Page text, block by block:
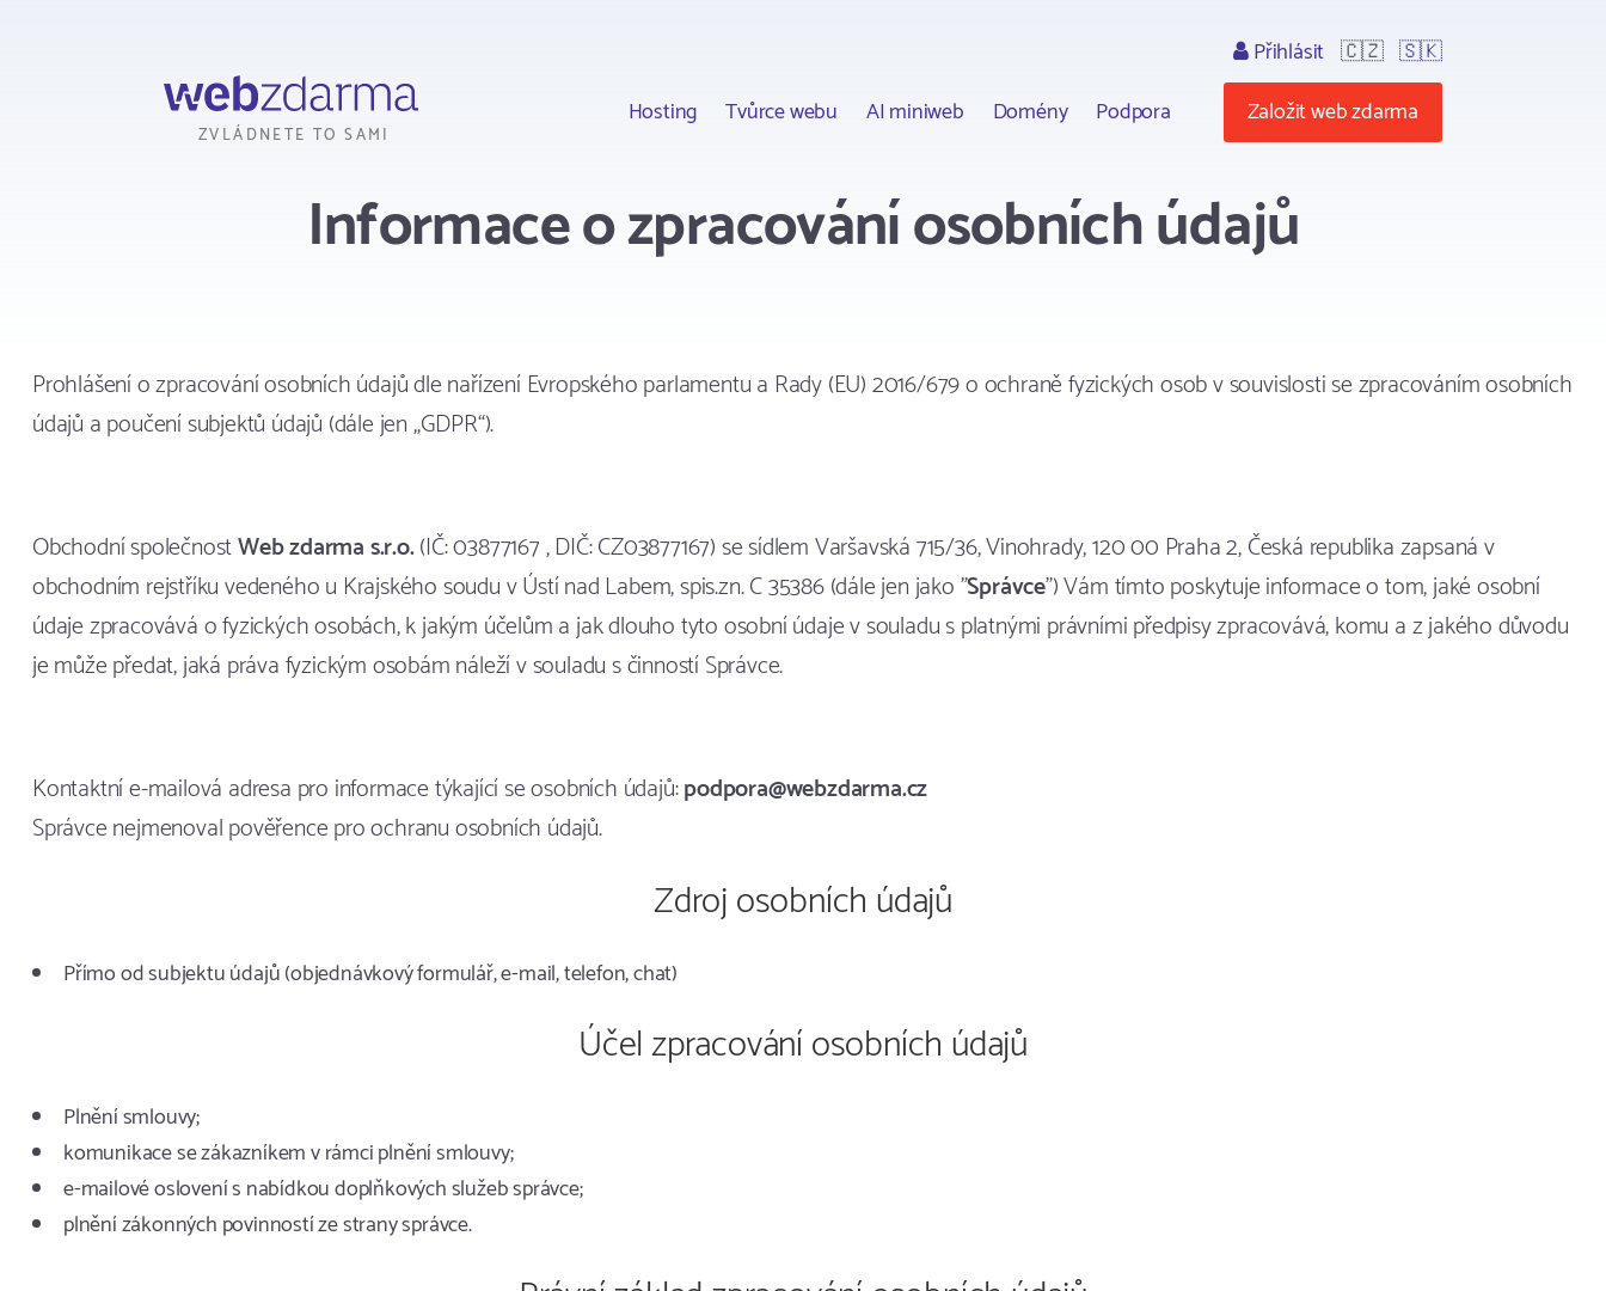
ZVLÁDNETE TO SAMI
Hosting Tvůrce webu AI miniweb Domény Podpora
Přihlásit 🇨🇿 🇸🇰
Založit web zdarma
Informace o zpracování osobních údajů
Prohlášení o zpracování osobních údajů dle nařízení Evropského parlamentu a Rady (EU) 2016/679 o ochraně fyzických osob v souvislosti se zpracováním osobních
údajů a poučení subjektů údajů (dále jen „GDPR“).
Obchodní společnostWeb zdarma s.r.o.(IČ: 03877167 , DIČ: CZ03877167) se sídlem Varšavská 715/36, Vinohrady, 120 00 Praha 2, Česká republika zapsaná v
obchodním rejstříku vedeného u Krajského soudu v Ústí nad Labem, spis.zn. C 35386 (dále jen jako "Správce") Vám tímto poskytuje informace o tom, jaké osobní
údaje zpracovává o fyzických osobách, k jakým účelům a jak dlouho tyto osobní údaje v souladu s platnými právními předpisy zpracovává, komu a z jakého důvodu
je může předat, jaká práva fyzickým osobám náleží v souladu s činností Správce.
Kontaktní e-mailová adresa pro informace týkající se osobních údajů:podpora@webzdarma.cz
Správce nejmenoval pověřence pro ochranu osobních údajů.
Zdroj osobních údajů
Přímo od subjektu údajů (objednávkový formulář, e-mail, telefon, chat)
Účel zpracování osobních údajů
Plnění smlouvy;
komunikace se zákazníkem v rámci plnění smlouvy;
e-mailové oslovení s nabídkou doplňkových služeb správce;
plnění zákonných povinností ze strany správce.